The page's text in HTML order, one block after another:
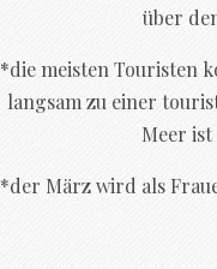
über
*die meisten Touristen
langsam zu einer
Meer
*der März wird als